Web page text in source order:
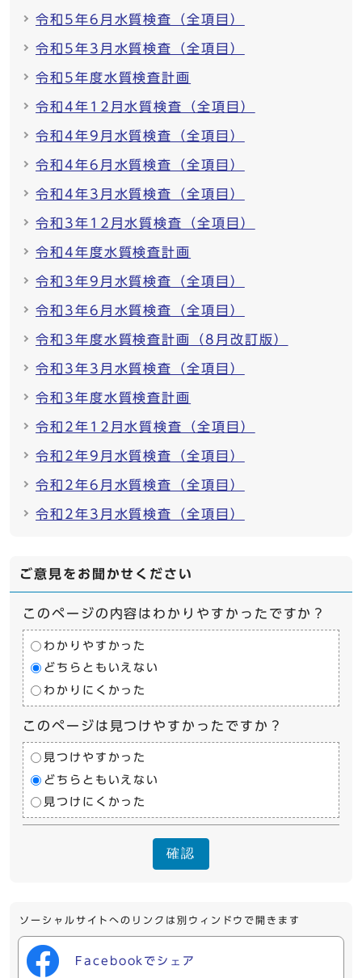
令和5年6月水質検査（全項目）
令和5年3月水質検査（全項目）
令和5年度水質検査計画
令和4年12月水質検査（全項目）
令和4年9月水質検査（全項目）
令和4年6月水質検査（全項目）
令和4年3月水質検査（全項目）
令和3年12月水質検査（全項目）
令和4年度水質検査計画
令和3年9月水質検査（全項目）
令和3年6月水質検査（全項目）
令和3年度水質検査計画（8月改訂版）
令和3年3月水質検査（全項目）
令和3年度水質検査計画
令和2年12月水質検査（全項目）
令和2年9月水質検査（全項目）
令和2年6月水質検査（全項目）
令和2年3月水質検査（全項目）
ご意見をお聞かせください
このページの内容はわかりやすかったですか？
わかりやすかった
どちらともいえない
わかりにくかった
このページは見つけやすかったですか？
見つけやすかった
どちらともいえない
見つけにくかった
確認
ソーシャルサイトへのリンクは別ウィンドウで開きます
Facebookでシェア